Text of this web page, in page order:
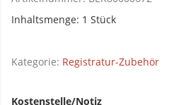
Inhaltsmenge: 1 Stück
Kategorie: Registratur-Zubehör
Kostenstelle/Notiz